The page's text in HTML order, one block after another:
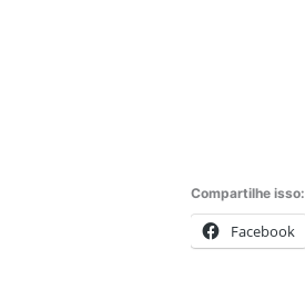
Compartilhe isso:
Facebook